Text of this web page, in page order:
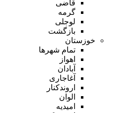
قاضی
گرمه
لوجلی
بازگشت
خوزستان
تمام شهر‌ها
اهواز
آبادان
آغاجاری
اروندکنار
الوان
امیدیه